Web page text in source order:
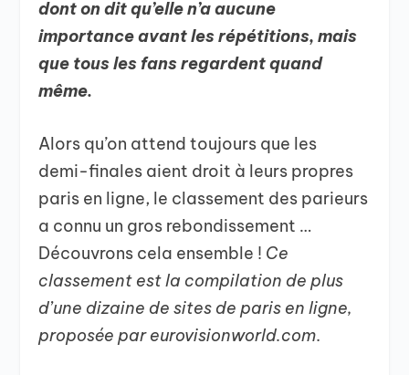
dont on dit qu’elle n’a aucune
importance avant les répétitions, mais
que tous les fans regardent quand
même.
Alors qu’on attend toujours que les
demi-finales aient droit à leurs propres
paris en ligne, le classement des parieurs
a connu un gros rebondissement …
Découvrons cela ensemble ! Ce
classement est la compilation de plus
d’une dizaine de sites de paris en ligne,
proposée par eurovisionworld.com.